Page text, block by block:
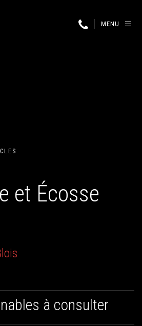
MENU
et Écosse
à consulter